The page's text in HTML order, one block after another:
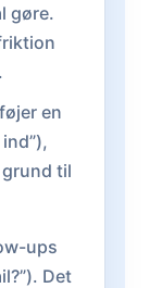
gøre.
en
til
ups
Det